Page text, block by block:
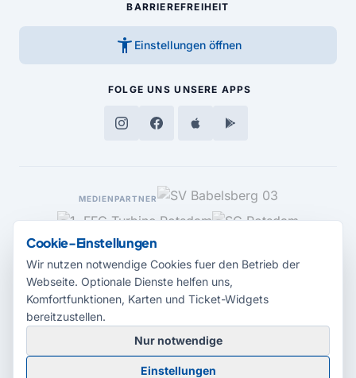
BARRIEREFREIHEIT
accessibility_new Einstellungen öffnen
FOLGE UNS UNSERE APPS
MEDIENPARTNER
© 2026 Radio Potsdam. Webseite entwickelt durch dieMedienagentur
Babelsberg
Cookie-Einstellungen
Wir nutzen notwendige Cookies fuer den Betrieb der
Webseite. Optionale Dienste helfen uns,
Komfortfunktionen, Karten und Ticket-Widgets
bereitzustellen.
Nur notwendige
Einstellungen